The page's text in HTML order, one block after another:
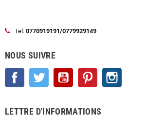
Tel: 0770919191/0779929149
NOUS SUIVRE
Facebook Twitter YouTube Pinterest
LETTRE D'INFORMATIONS